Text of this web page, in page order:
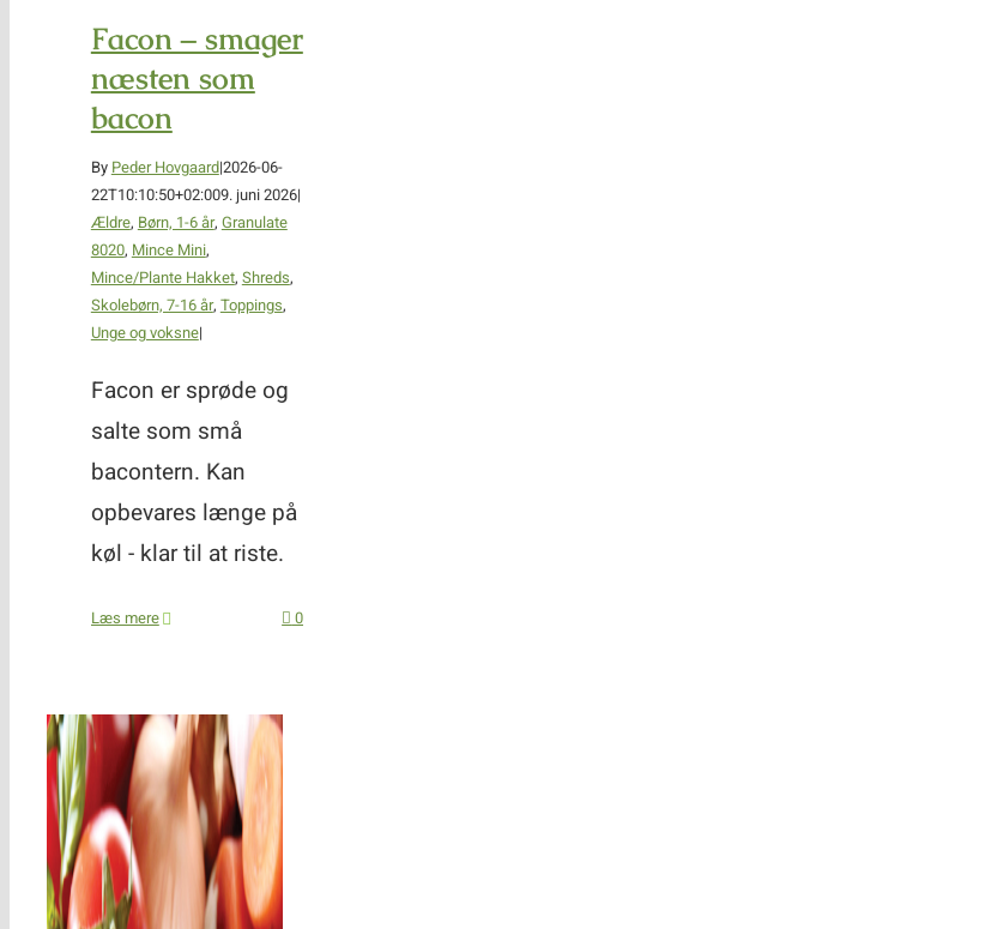
Facon – smager
næsten som
bacon
By Peder Hovgaard|2026-06-
22T10:10:50+02:009. juni 2026|
Ældre, Børn, 1-6 år, Granulate
8020, Mince Mini,
Mince/Plante Hakket, Shreds,
Skolebørn, 7-16 år, Toppings,
Unge og voksne|
Facon er sprøde og
salte som små
bacontern. Kan
opbevares længe på
køl - klar til at riste.
Læs mere 0